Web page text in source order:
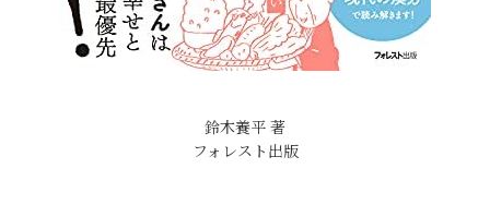
鈴木養平 著
フォレスト出版